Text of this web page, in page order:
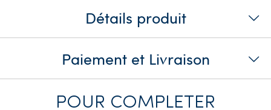
Détails produit
Paiement et Livraison
POUR COMPLETER